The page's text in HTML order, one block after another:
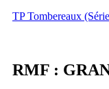
TP Tombereaux
RMF :